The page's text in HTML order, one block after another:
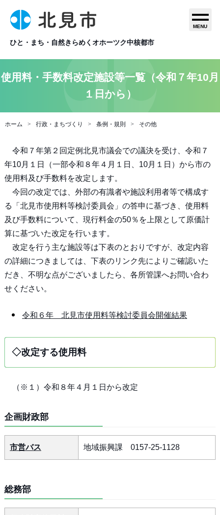
ひと・まち・自然きらめくオホーツク中核都市
MENU
使用料・手数料改定施設等一覧（令和７年10月
１日から）
ホーム 行政・まちづくり 条例・規則 その他
令和７年第２回定例北見市議会での議決を受け、令和７
年10月１日（一部令和８年４月１日、10月１日）から市の
使用料及び手数料を改定します。
今回の改定では、外部の有識者や施設利用者等で構成す
る「北見市使用料等検討委員会」の答申に基づき、使用料
及び手数料について、現行料金の50％を上限として原価計
算に基づいた改定を行います。
改定を行う主な施設等は下表のとおりですが、改定内容
の詳細につきましては、下表のリンク先によりご確認いた
だき、不明な点がございましたら、各所管課へお問い合わ
せください。
令和６年 北見市使用料等検討委員会開催結果
◇改定する使用料
（※１）令和８年４月１日から改定
企画財政部
市営バス 地域振興課 0157-25-1128
総務部